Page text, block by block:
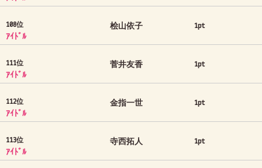
108位
ｱｲﾄﾞﾙ
桧山依子 1pt
111位
ｱｲﾄﾞﾙ
菅井友香 1pt
112位
ｱｲﾄﾞﾙ
金指一世 1pt
113位
ｱｲﾄﾞﾙ
寺西拓人 1pt